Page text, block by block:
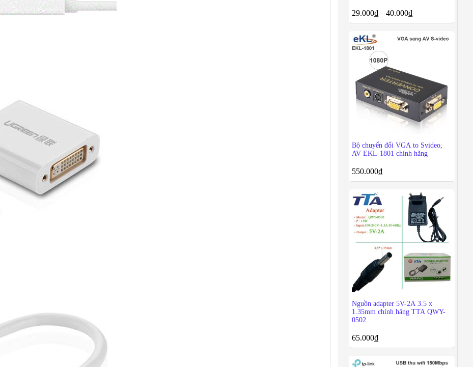
29.000₫ –40.000₫
Bộ chuyển đổi VGA to Svideo,
AV EKL-1801 chính hãng
550.000₫
Nguồn adapter 5V-2A 3.5 x
1.35mm chính hãng TTA QWY-
0502
65.000₫